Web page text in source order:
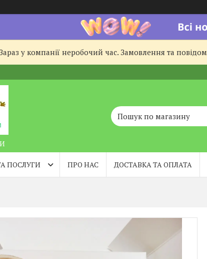
Зараз у компанії неробочий час. Замовлення та
ПОСЛУГИ ПРО НАС ДОСТАВКА ТА ОПЛАТА